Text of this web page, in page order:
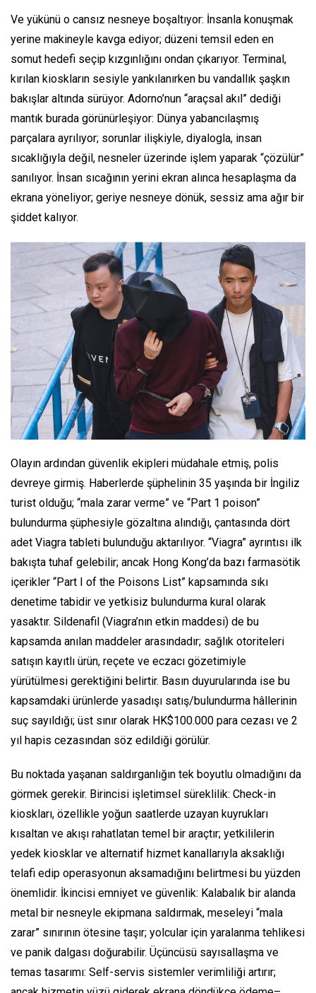
Ve yükünü o cansız nesneye boşaltıyor: İnsanla konuşmak
yerine makineyle kavga ediyor; düzeni temsil eden en
somut hedefi seçip kızgınlığını ondan çıkarıyor. Terminal,
kırılan kioskların sesiyle yankılanırken bu vandallık şaşkın
bakışlar altında sürüyor. Adorno’nun “araçsal akıl” dediği
mantık burada görünürleşiyor: Dünya yabancılaşmış
parçalara ayrılıyor; sorunlar ilişkiyle, diyalogla, insan
sıcaklığıyla değil, nesneler üzerinde işlem yaparak “çözülür”
sanılıyor. İnsan sıcağının yerini ekran alınca hesaplaşma da
ekrana yöneliyor; geriye nesneye dönük, sessiz ama ağır bir
şiddet kalıyor.
Olayın ardından güvenlik ekipleri müdahale etmiş, polis
devreye girmiş. Haberlerde şüphelinin 35 yaşında bir İngiliz
turist olduğu; “mala zarar verme” ve “Part 1 poison”
bulundurma şüphesiyle gözaltına alındığı, çantasında dört
adet Viagra tableti bulunduğu aktarılıyor. “Viagra” ayrıntısı ilk
bakışta tuhaf gelebilir; ancak Hong Kong’da bazı farmasötik
içerikler “Part I of the Poisons List” kapsamında sıkı
denetime tabidir ve yetkisiz bulundurma kural olarak
yasaktır. Sildenafil (Viagra’nın etkin maddesi) de bu
kapsamda anılan maddeler arasındadır; sağlık otoriteleri
satışın kayıtlı ürün, reçete ve eczacı gözetimiyle
yürütülmesi gerektiğini belirtir. Basın duyurularında ise bu
kapsamdaki ürünlerde yasadışı satış/bulundurma hâllerinin
suç sayıldığı; üst sınır olarak HK$100.000 para cezası ve 2
yıl hapis cezasından söz edildiği görülür.
Bu noktada yaşanan saldırganlığın tek boyutlu olmadığını da
görmek gerekir. Birincisi işletimsel süreklilik: Check-in
kioskları, özellikle yoğun saatlerde uzayan kuyrukları
kısaltan ve akışı rahatlatan temel bir araçtır; yetkililerin
yedek kiosklar ve alternatif hizmet kanallarıyla aksaklığı
telafi edip operasyonun aksamadığını belirtmesi bu yüzden
önemlidir. İkincisi emniyet ve güvenlik: Kalabalık bir alanda
metal bir nesneyle ekipmana saldırmak, meseleyi “mala
zarar” sınırının ötesine taşır; yolcular için yaralanma tehlikesi
ve panik dalgası doğurabilir. Üçüncüsü sayısallaşma ve
temas tasarımı: Self-servis sistemler verimliliği artırır;